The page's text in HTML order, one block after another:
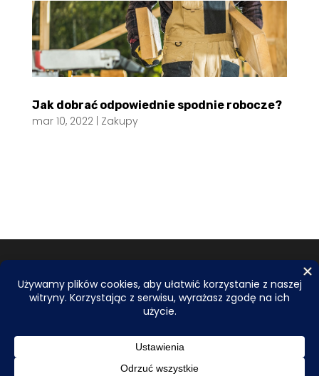
Jak dobrać odpowiednie spodnie robocze?
mar 10, 2022| Zakupy
Do tworzenia tekstów i obrazów wykorzystujemy
dlatego przed publikacją wszystkie informacje są
skrupulatnie sprawdzane i weryfikowane